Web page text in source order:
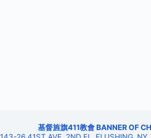
基督旌旗411教會 BANNER OF